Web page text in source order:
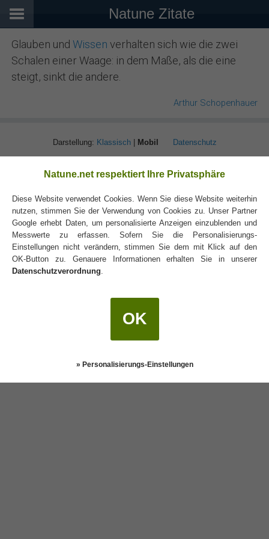
Natune Zitate
Glauben undWissen verhalten sich wie die zwei
Schalen einer Waage: in dem Maße, als die eine
steigt, sinkt die andere.
Arthur Schopenhauer
Darstellung: Klassisch| Mobil Datenschutz
Natune.net respektiert Ihre Privatsphäre
Diese Website verwendet Cookies. Wenn Sie diese Website weiterhin
nutzen, stimmen Sie der Verwendung von Cookies zu. Unser Partner
Google erhebt Daten, um personalisierte Anzeigen einzublenden und
Messwerte zu erfassen. Sofern Sie die Personalisierungs-
Einstellungen nicht verändern, stimmen Sie dem mit Klick auf den
OK-Button zu. Genauere Informationen erhalten Sie in unserer
Datenschutzverordnung.
OK
» Personalisierungs-Einstellungen